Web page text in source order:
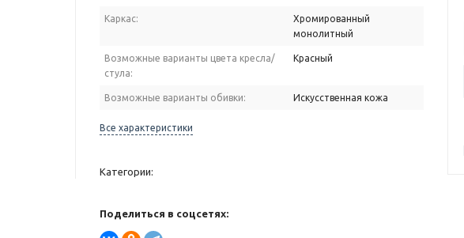
Каркас:
Хромированный
монолитный
Возможные варианты цвета кресла/
стула:
Красный
Возможные варианты обивки: Искусственная кожа
Все характеристики
Категории:
Поделиться в соцсетях: